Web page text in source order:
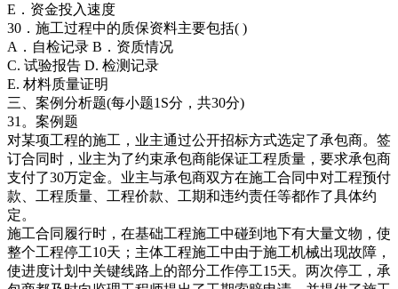
E．资金投入速度
30．施工过程中的质保资料主要包括( )
A．自检记录 B．资质情况
C. 试验报告 D. 检测记录
E. 材料质量证明
三、案例分析题(每小题1S分，共30分)
31。案例题
对某项工程的施工，业主通过公开招标方式选定了承包商。签
订合同时，业主为了约束承包商能保证工程质量，要求承包商
支付了30万定金。业主与承包商双方在施工合同中对工程预付
款、工程质量、工程价款、工期和违约责任等都作了具体约
定。
施工合同履行时，在基础工程施工中碰到地下有大量文物，使
整个工程停工10天；主体工程施工中由于施工机械出现故障，
使进度计划中关键线路上的部分工作停工15天。两次停工，承